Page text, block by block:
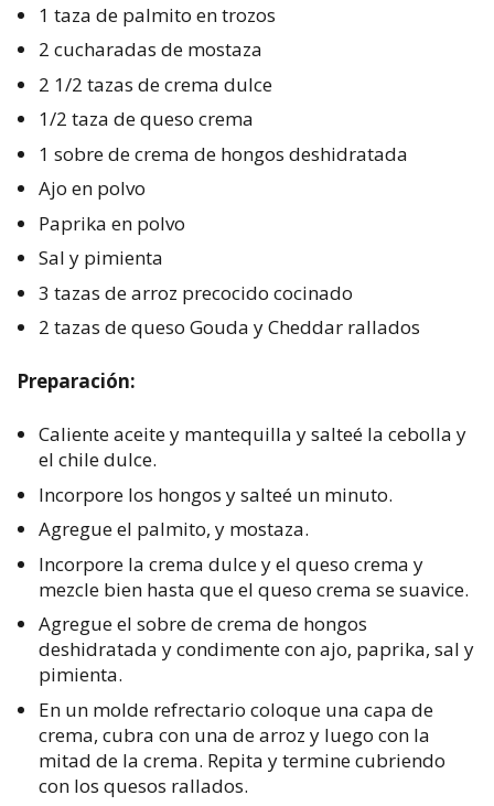
1 taza de palmito en trozos
2 cucharadas de mostaza
2 1/2 tazas de crema dulce
1/2 taza de queso crema
1 sobre de crema de hongos deshidratada
Ajo en polvo
Paprika en polvo
Sal y pimienta
3 tazas de arroz precocido cocinado
2 tazas de queso Gouda y Cheddar rallados
Preparación:
Caliente aceite y mantequilla y salteé la cebolla y
el chile dulce.
Incorpore los hongos y salteé un minuto.
Agregue el palmito, y mostaza.
Incorpore la crema dulce y el queso crema y
mezcle bien hasta que el queso crema se suavice.
Agregue el sobre de crema de hongos
deshidratada y condimente con ajo, paprika, sal y
pimienta.
En un molde refrectario coloque una capa de
crema, cubra con una de arroz y luego con la
mitad de la crema. Repita y termine cubriendo
con los quesos rallados.